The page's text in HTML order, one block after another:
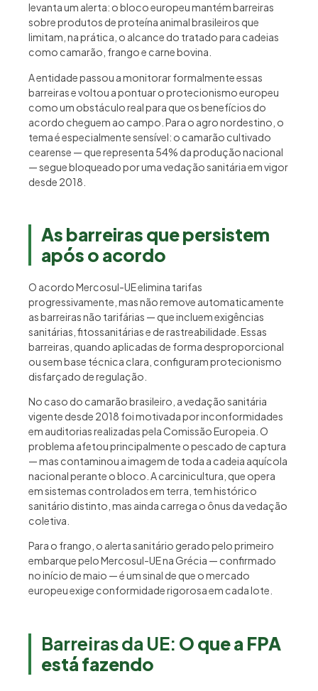
levanta um alerta: o bloco europeu mantém barreiras
sobre produtos de proteína animal brasileiros que
limitam, na prática, o alcance do tratado para cadeias
como camarão, frango e carne bovina.
A entidade passou a monitorar formalmente essas
barreiras e voltou a pontuar o protecionismo europeu
como um obstáculo real para que os benefícios do
acordo cheguem ao campo. Para o agro nordestino, o
tema é especialmente sensível: o camarão cultivado
cearense — que representa 54% da produção nacional
— segue bloqueado por uma vedação sanitária em vigor
desde 2018.
As barreiras que persistem
após o acordo
O acordo Mercosul-UE elimina tarifas
progressivamente, mas não remove automaticamente
as barreiras não tarifárias — que incluem exigências
sanitárias, fitossanitárias e de rastreabilidade. Essas
barreiras, quando aplicadas de forma desproporcional
ou sem base técnica clara, configuram protecionismo
disfarçado de regulação.
No caso do camarão brasileiro, a vedação sanitária
vigente desde 2018 foi motivada por inconformidades
em auditorias realizadas pela Comissão Europeia. O
problema afetou principalmente o pescado de captura
— mas contaminou a imagem de toda a cadeia aquícola
nacional perante o bloco. A carcinicultura, que opera
em sistemas controlados em terra, tem histórico
sanitário distinto, mas ainda carrega o ônus da vedação
coletiva.
Para o frango, o alerta sanitário gerado pelo primeiro
embarque pelo Mercosul-UE na Grécia — confirmado
no início de maio — é um sinal de que o mercado
europeu exige conformidade rigorosa em cada lote.
Barreiras da UE: O que a FPA
está fazendo